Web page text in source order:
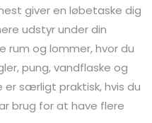
giver en løbetaske dig
udstyr under din
rum og lommer, hvor du
pung, vandflaske og
særligt praktisk, hvis du
brug for at have flere